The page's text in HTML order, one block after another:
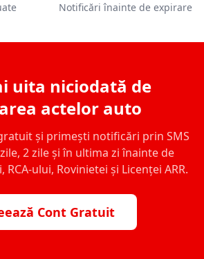
Notificări înainte de expirare
uita niciodată de
actelor auto
și primești notificări prin SMS
2 zile și în ultima zi înainte de
RCA-ului, Rovinietei și Licenței ARR.
Cont Gratuit